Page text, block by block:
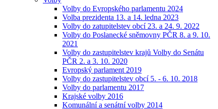
Volby do Evropského parlamentu 2024
Volba prezidenta 13. a 14. ledna 2023
Volby do zatupitelstev obcí 23. a 24. 9. 2022
Volby do Poslanecké sněmovny PČR 8. a 9. 10.
2021
Volby do zastupitelstev krajů Volby do Senátu
PČR 2. a 3. 10. 2020
Evropský parlament 2019
Volby do zastupitelstev obcí 5. - 6. 10. 2018
Volby do parlamentu 2017
Krajské volby 2016
Komunální a senátní volby 2014